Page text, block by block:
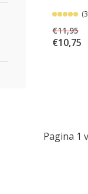
€11,95
€10,75
Pagina 1